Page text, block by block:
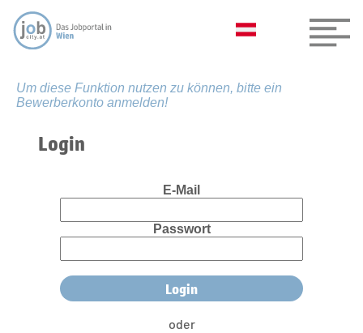
Um diese Funktion nutzen zu können, bitte ein
Bewerberkonto anmelden!
Login
E-Mail
Passwort
oder